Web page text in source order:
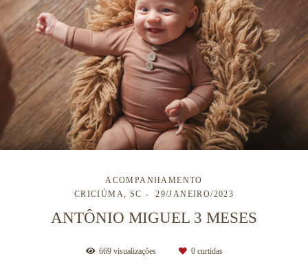
ACOMPANHAMENTO
CRICIÚMA, SC
29/JANEIRO/2023
ANTÔNIO MIGUEL 3 MESES
669visualizações 0curtidas